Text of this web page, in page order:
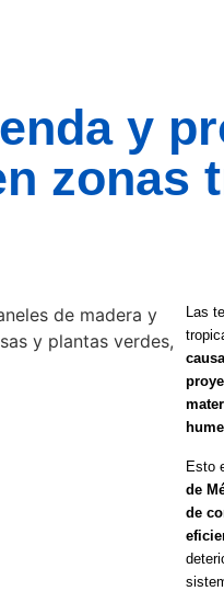
y
zonas
Las
Esto
de
de